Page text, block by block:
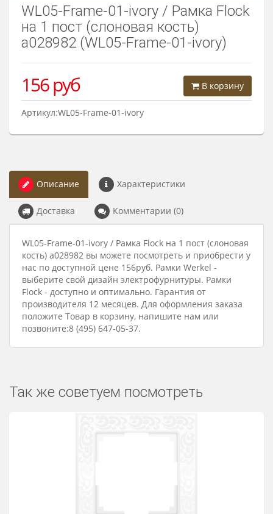
WL05-Frame-01-ivory / Рамка Flock
на 1 пост (слоновая кость)
a028982 (WL05-Frame-01-ivory)
В корзину
156руб
Артикул:WL05-Frame-01-ivory
Описание Характеристики
Доставка Комментарии (0)
WL05-Frame-01-ivory / Рамка Flock на 1 пост (слоновая
кость) a028982 вы можете посмотреть и приобрести у
нас по доступной цене 156руб. Рамки Werkel -
выберите свой дизайн электрофурнитуры. Рамки
Flock - доступно и оптимально. Гарантия от
производителя 12 месяцев. Для оформления заказа
положите Товар в корзину, напишите нам или
позвоните:8 (495) 647-05-37.
Так же советуем посмотреть